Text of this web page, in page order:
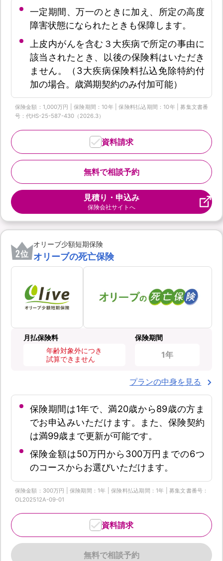
一定期間、万一のときに加え、所定の高度
障害状態になられたときも保障します。
上皮内がんを含む３大疾病で所定の事由に
該当されたとき、以後の保険料はいただき
ません。（3大疾病保険料払込免除特約付
加の場合。歳満期契約のみ付加可能）
保険金額：1,000万円 | 保険期間：10年 | 保険料払込期間：10年 | 募集文書番
号：代HS-25-587-430（2026.3）
無料で相談予約
資料請求
見積り・申込み
保険会社サイトへ
2位
オリーブ少額短期保険
オリーブの死亡保険
月払保険料
年齢対象外につき
試算できません
保険期間
1年
プランの中身を見る
保険期間は1年で、満20歳から89歳の方ま
でお申込みいただけます。また、保険契約
は満99歳まで更新が可能です。
保険金額は50万円から300万円までの6つ
のコースからお選びいただけます。
保険金額：300万円 | 保険期間：1年 | 保険料払込期間：1年 | 募集文書番号：
OL202512A-09-01
無料で相談予約
資料請求